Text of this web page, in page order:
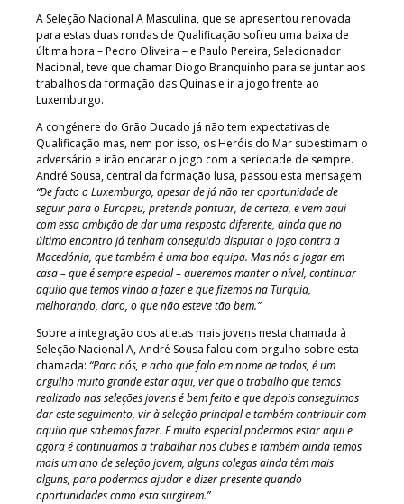
A Seleção Nacional A Masculina, que se apresentou renovada
para estas duas rondas de Qualificação sofreu uma baixa de
última hora – Pedro Oliveira – e Paulo Pereira, Selecionador
Nacional, teve que chamar Diogo Branquinho para se juntar aos
trabalhos da formação das Quinas e ir a jogo frente ao
Luxemburgo.
A congénere do Grão Ducado já não tem expectativas de
Qualificação mas, nem por isso, os Heróis do Mar subestimam o
adversário e irão encarar o jogo com a seriedade de sempre.
André Sousa, central da formação lusa, passou esta mensagem:
“De facto o Luxemburgo, apesar de já não ter oportunidade de
seguir para o Europeu, pretende pontuar, de certeza, e vem aqui
com essa ambição de dar uma resposta diferente, ainda que no
último encontro já tenham conseguido disputar o jogo contra a
Macedónia, que também é uma boa equipa. Mas nós a jogar em
casa – que é sempre especial – queremos manter o nível, continuar
aquilo que temos vindo a fazer e que fizemos na Turquia,
melhorando, claro, o que não esteve tão bem.”
Sobre a integração dos atletas mais jovens nesta chamada à
Seleção Nacional A, André Sousa falou com orgulho sobre esta
chamada: “Para nós, e acho que falo em nome de todos, é um
orgulho muito grande estar aqui, ver que o trabalho que temos
realizado nas seleções jovens é bem feito e que depois conseguimos
dar este seguimento, vir à seleção principal e também contribuir com
aquilo que sabemos fazer. É muito especial podermos estar aqui e
agora é continuamos a trabalhar nos clubes e também ainda temos
mais um ano de seleção jovem, alguns colegas ainda têm mais
alguns, para podermos ajudar e dizer presente quando
oportunidades como esta surgirem.”